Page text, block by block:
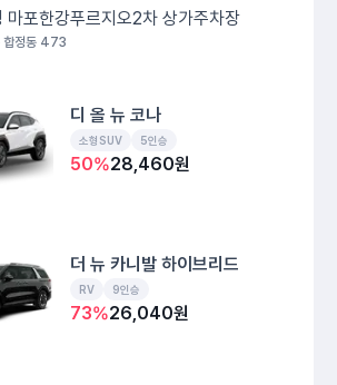
마포한강푸르지오2차 상가주차장
합정동 473
디 올 뉴 코나
소형SUV 5인승
50%28,460원
더 뉴 카니발 하이브리드
RV 9인승
73%26,040원